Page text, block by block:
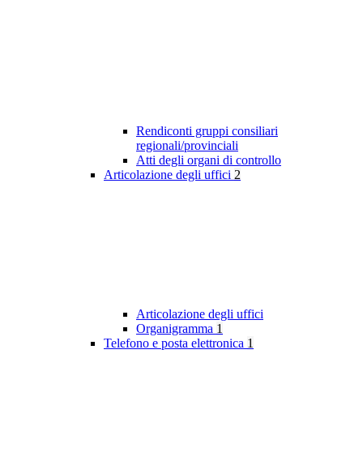
Rendiconti gruppi consiliari
regionali/provinciali
Atti degli organi di controllo
Articolazione degli uffici 2
Articolazione degli uffici
Organigramma 1
Telefono e posta elettronica 1